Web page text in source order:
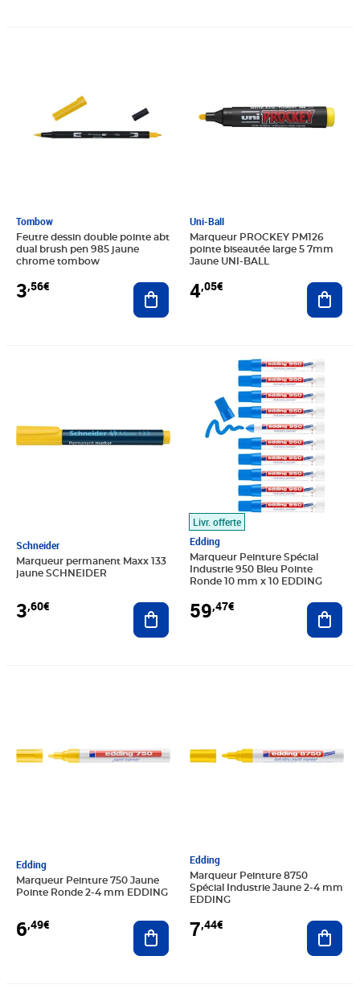
Tombow
Feutre dessin double pointe abt
dual brush pen 985 jaune
chrome tombow
3,56€ Ajouter au panier
Uni-Ball
Marqueur PROCKEY PM126
pointe biseautée large 5 7mm
Jaune UNI-BALL
4,05€
Schneider
Marqueur permanent Maxx 133
jaune SCHNEIDER
3,60€ Ajouter au panier
Livr. offerte
Edding
Marqueur Peinture Spécial
Industrie 950 Bleu Pointe
Ronde 10 mm x 10 EDDING
59,47€
Prix 59,47€
Edding
Marqueur Peinture 750 Jaune
Pointe Ronde 2-4 mm EDDING
6,49€ Ajouter au panier
Edding
Marqueur Peinture 8750
Spécial Industrie Jaune 2-4 mm
EDDING
7,44€